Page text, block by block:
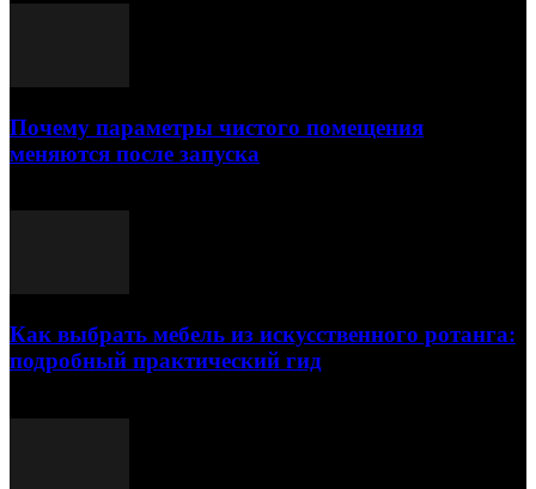
Почему параметры чистого помещения
меняются после запуска
Как выбрать мебель из искусственного ротанга:
подробный практический гид